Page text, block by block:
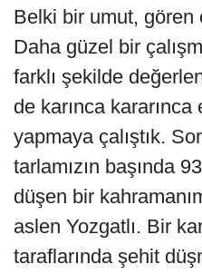
Belki bir umut, gören
Daha güzel bir
farklı şekilde
de karınca
yapmaya çalıştık.
tarlamızın başında
düşen bir
aslen Yozgatlı. Bir
taraflarında şehit